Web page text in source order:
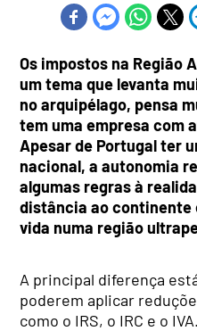
Os impostos na Região
um tema que levanta
no arquipélago, pensa
tem uma empresa com
Apesar de Portugal ter
nacional, a autonomia
algumas regras à
distância ao continente
vida numa região
A principal diferença
poderem aplicar
como o IRS, o IRC e o IVA.